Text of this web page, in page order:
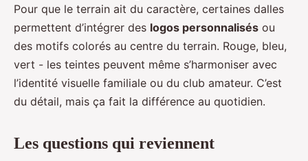
Pour que le terrain ait du caractère, certaines dalles
permettent d’intégrer des logos personnalisés ou
des motifs colorés au centre du terrain. Rouge, bleu,
vert - les teintes peuvent même s’harmoniser avec
l’identité visuelle familiale ou du club amateur. C’est
du détail, mais ça fait la différence au quotidien.
Les questions qui reviennent